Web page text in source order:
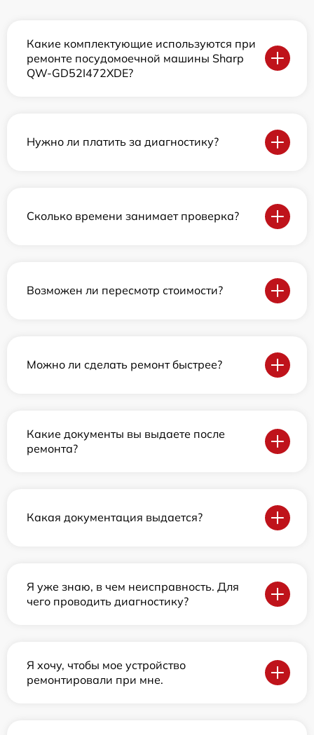
Какие комплектующие используются при
ремонте посудомоечной машины Sharp
QW-GD52I472XDE?
Нужно ли платить за диагностику?
Сколько времени занимает проверка?
Возможен ли пересмотр стоимости?
Можно ли сделать ремонт быстрее?
Какие документы вы выдаете после
ремонта?
Какая документация выдается?
Я уже знаю, в чем неисправность. Для
чего проводить диагностику?
Я хочу, чтобы мое устройство
ремонтировали при мне.